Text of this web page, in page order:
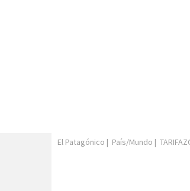
El Patagónico | País/Mundo |